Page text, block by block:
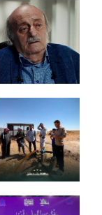
جنبلاط
عن حمزة
تقسيم
صيانة